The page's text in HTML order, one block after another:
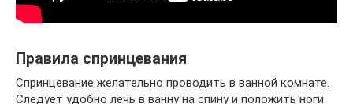
Правила спринцевания
Спринцевание желательно проводить в ванной комнате.
Следует удобно лечь в ванну на спину и положить ноги